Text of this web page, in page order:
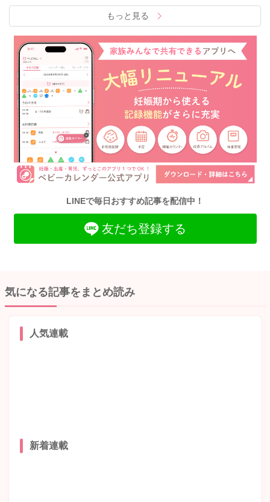
もっと見る
LINEで毎日おすすめ記事を配信中！
友だち登録する
気になる記事をまとめ読み
人気連載
新着連載